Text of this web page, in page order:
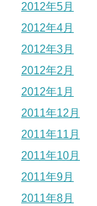
2012年5月
2012年4月
2012年3月
2012年2月
2012年1月
2011年12月
2011年11月
2011年10月
2011年9月
2011年8月